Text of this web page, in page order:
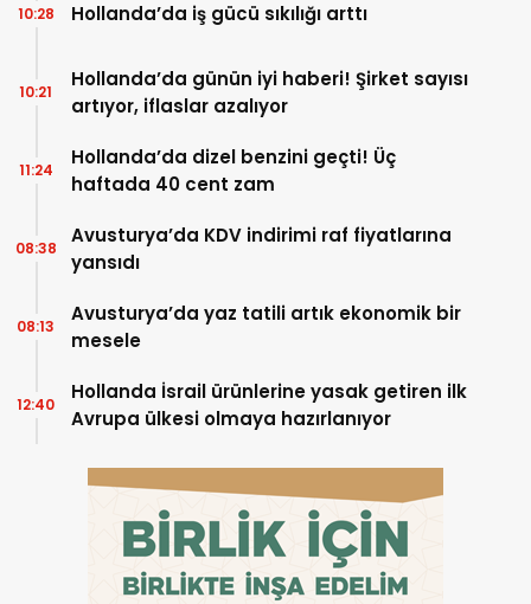
Hollanda’da iş gücü sıkılığı arttı
10:28
Hollanda’da günün iyi haberi! Şirket sayısı
artıyor, iflaslar azalıyor
10:21
Hollanda’da dizel benzini geçti! Üç
haftada 40 cent zam
11:24
Avusturya’da KDV indirimi raf fiyatlarına
yansıdı
08:38
Avusturya’da yaz tatili artık ekonomik bir
mesele
08:13
Hollanda İsrail ürünlerine yasak getiren ilk
Avrupa ülkesi olmaya hazırlanıyor
12:40